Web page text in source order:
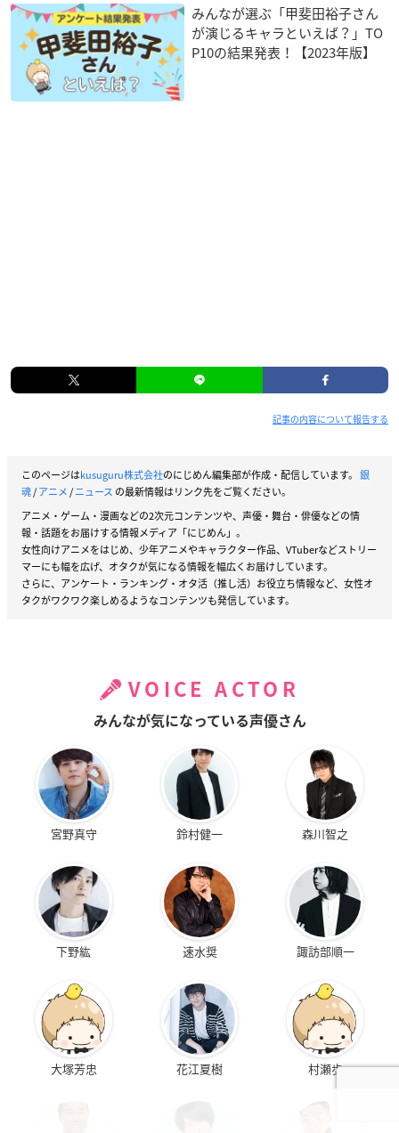
みんなが選ぶ「甲斐田裕子さん
が演じるキャラといえば？」TO
P10の結果発表！【2023年版】
記事の内容について報告する
このページはkusuguru株式会社のにじめん編集部が作成・配信しています。 銀
魂/アニメ/ニュース の最新情報はリンク先をご覧ください。
アニメ・ゲーム・漫画などの2次元コンテンツや、声優・舞台・俳優などの情
報・話題をお届けする情報メディア「にじめん」。
女性向けアニメをはじめ、少年アニメやキャラクター作品、VTuberなどストリー
マーにも幅を広げ、オタクが気になる情報を幅広くお届けしています。
さらに、アンケート・ランキング・オタ活（推し活）お役立ち情報など、女性オ
タクがワクワク楽しめるようなコンテンツも発信しています。
VOICE ACTOR
みんなが気になっている声優さん
宮野真守 鈴村健一 森川智之
下野紘 速水奨 諏訪部順一
大塚芳忠 花江夏樹 村瀬歩